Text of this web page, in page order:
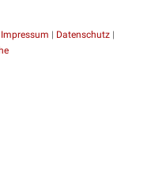
Impressum | Datenschutz |